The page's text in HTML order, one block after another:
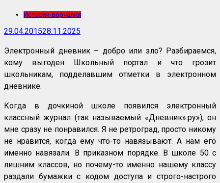
Истории-ворчалки
29.04.201528.11.2025
Электронный дневник – добро или зло? Разбираемся,
кому выгоден Школьный портал и что грозит
школьникам, подделавшим отметки в электронном
дневнике.
Когда в дочкиной школе появился электронный
классный журнал (так называемый «Дневник».ру»), он
мне сразу не понравился. Я не ретроград, просто никому
не нравится, когда ему что-то навязывают. А нам его
именно навязали. В приказном порядке. В школе 50 с
лишним классов, но почему-то именно нашему классу
раздали бумажки с кодом доступа и строго-настрого